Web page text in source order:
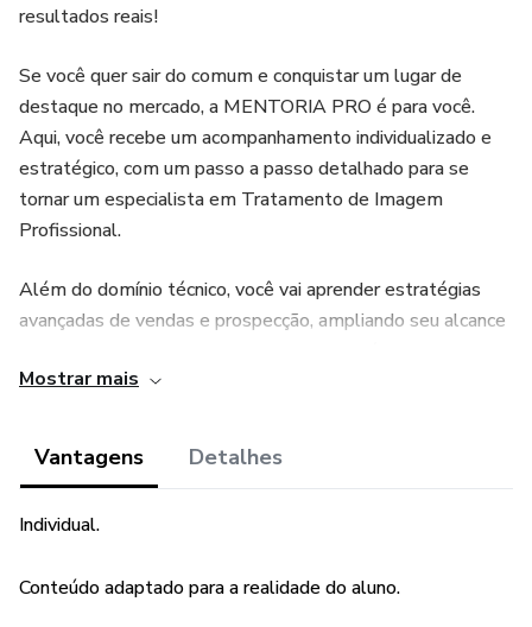
resultados reais!
Se você quer sair do comum e conquistar um lugar de
destaque no mercado, a MENTORIA PRO é para você.
Aqui, você recebe um acompanhamento individualizado e
estratégico, com um passo a passo detalhado para se
tornar um especialista em Tratamento de Imagem
Profissional.
Além do domínio técnico, você vai aprender estratégias
avançadas de vendas e prospecção, ampliando seu alcance
merece!
Mostrar mais
Vantagens Detalhes
Individual.
Conteúdo adaptado para a realidade do aluno.